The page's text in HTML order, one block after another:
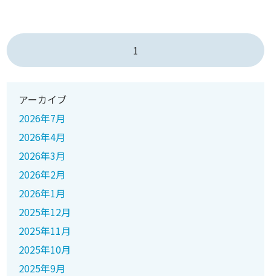
1
アーカイブ
2026年7月
2026年4月
2026年3月
2026年2月
2026年1月
2025年12月
2025年11月
2025年10月
2025年9月